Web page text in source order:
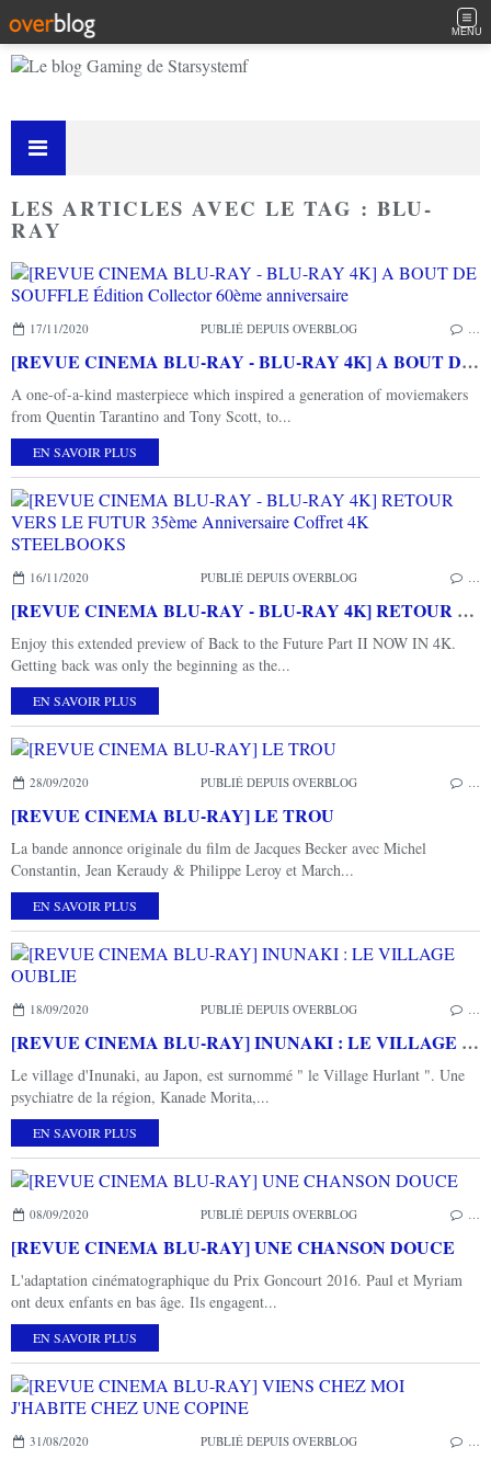
MENU
LES ARTICLES AVEC LE TAG : BLU-
RAY
17/11/2020 PUBLIÉ DEPUIS OVERBLOG
[REVUE CINEMA BLU-RAY - BLU-RAY 4K] A BOUT DE SOUFFLE Édition Collector 60ème anniversaire
A one-of-a-kind masterpiece which inspired a generation of moviemakers
from Quentin Tarantino and Tony Scott, to...
EN SAVOIR PLUS
16/11/2020 PUBLIÉ DEPUIS OVERBLOG
[REVUE CINEMA BLU-RAY - BLU-RAY 4K] RETOUR VERS LE FUTUR 35ème Anniversaire Coffret 4K STEELBOOKS
Enjoy this extended preview of Back to the Future Part II NOW IN 4K.
Getting back was only the beginning as the...
EN SAVOIR PLUS
28/09/2020 PUBLIÉ DEPUIS OVERBLOG
[REVUE CINEMA BLU-RAY] LE TROU
La bande annonce originale du film de Jacques Becker avec Michel
Constantin, Jean Keraudy & Philippe Leroy et March...
EN SAVOIR PLUS
18/09/2020 PUBLIÉ DEPUIS OVERBLOG
[REVUE CINEMA BLU-RAY] INUNAKI : LE VILLAGE OUBLIE
Le village d'Inunaki, au Japon, est surnommé " le Village Hurlant ". Une
psychiatre de la région, Kanade Morita,...
EN SAVOIR PLUS
08/09/2020 PUBLIÉ DEPUIS OVERBLOG
[REVUE CINEMA BLU-RAY] UNE CHANSON DOUCE
L'adaptation cinématographique du Prix Goncourt 2016. Paul et Myriam
ont deux enfants en bas âge. Ils engagent...
EN SAVOIR PLUS
31/08/2020 PUBLIÉ DEPUIS OVERBLOG